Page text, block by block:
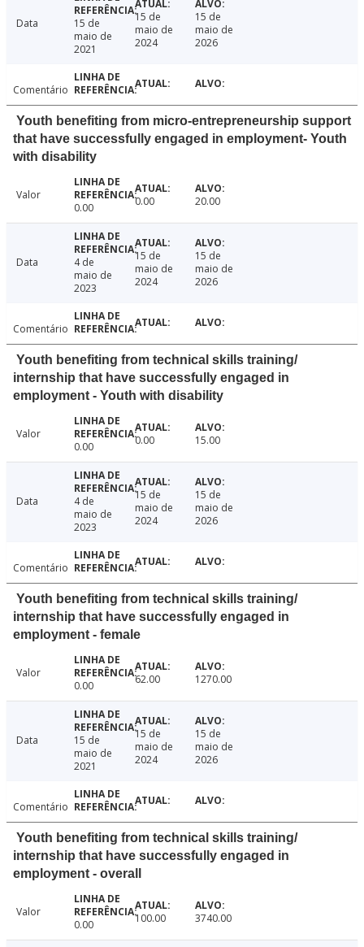
Data
15 de
maio de
2021
15 de
maio de
2024
15 de
maio de
2026
Comentário
Youth benefiting from micro-entrepreneurship support
that have successfully engaged in employment- Youth
with disability
Valor
0.00
0.00 20.00
Data
4 de
maio de
2023
15 de
maio de
2024
15 de
maio de
2026
Comentário
Youth benefiting from technical skills training/
internship that have successfully engaged in
employment - Youth with disability
Valor
0.00
0.00 15.00
Data
4 de
maio de
2023
15 de
maio de
2024
15 de
maio de
2026
Comentário
Youth benefiting from technical skills training/
internship that have successfully engaged in
employment - female
Valor
0.00
62.00 1270.00
Data
15 de
maio de
2021
15 de
maio de
2024
15 de
maio de
2026
Comentário
Youth benefiting from technical skills training/
internship that have successfully engaged in
employment - overall
Valor
0.00
100.00 3740.00